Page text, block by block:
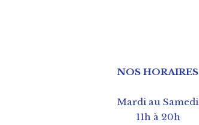
NOS HORAIRES
Mardi au Samedi
11h à 20h